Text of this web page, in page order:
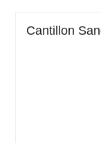
Cantillon